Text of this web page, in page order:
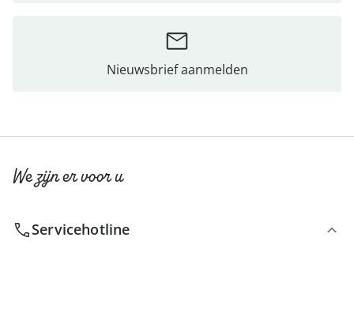
Nieuwsbrief aanmelden
We zijn er voor u
Servicehotline